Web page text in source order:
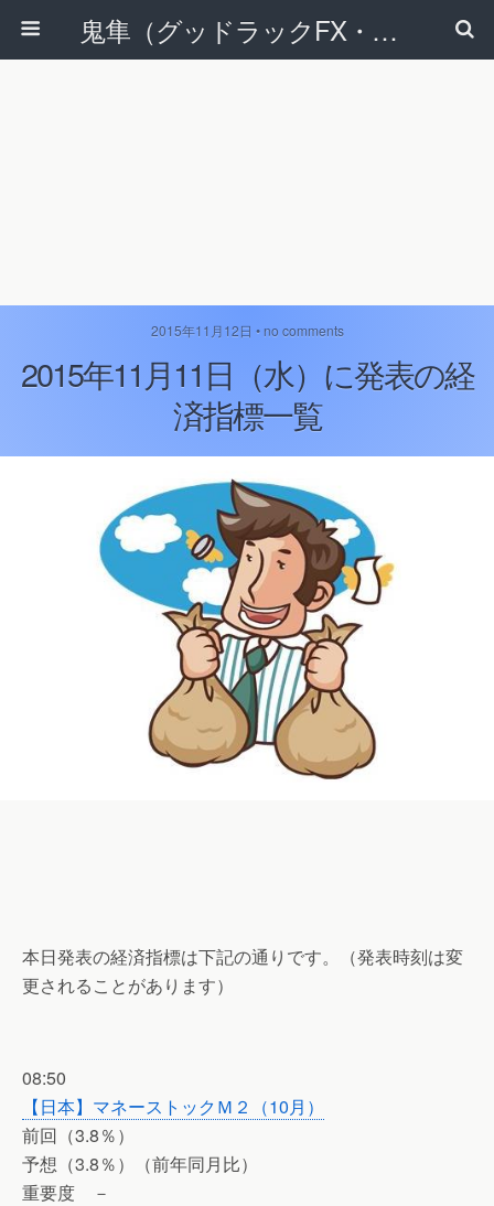
鬼隼（グッドラックFX・改）
2015年11月12日 • no comments
2015年11月11日（水）に発表の経
済指標一覧
本日発表の経済指標は下記の通りです。（発表時刻は変
更されることがあります）
08:50
【日本】マネーストックＭ２（10月）
前回（3.8％）
予想（3.8％）（前年同月比）
重要度 －